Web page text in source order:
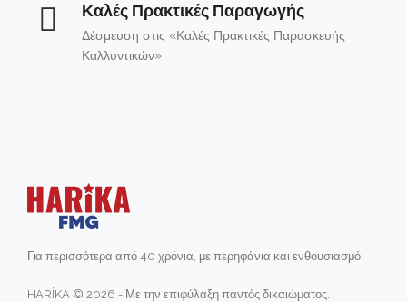
Καλές Πρακτικές Παραγωγής
Δέσμευση στις «Καλές Πρακτικές Παρασκευής
Καλλυντικών»
Για περισσότερα από 40 χρόνια, με περηφάνια και ενθουσιασμό.
HARİKA © 2026 - Με την επιφύλαξη παντός δικαιώματος.